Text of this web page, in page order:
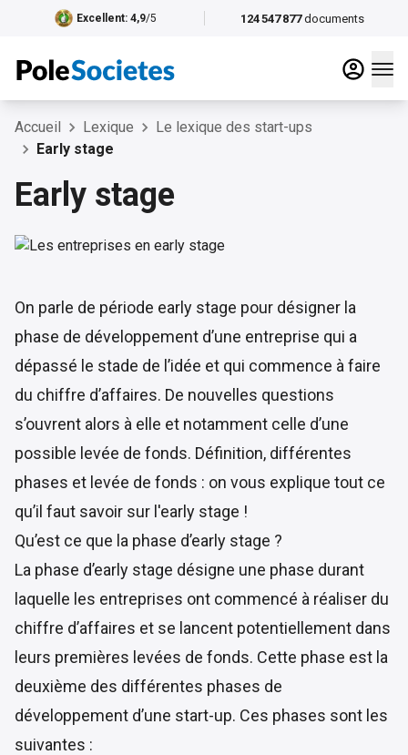
124 547 877 documents
Excellent: 4,9/5
Accueil Lexique
Le lexique des start-ups
Early stage
Early stage
On parle de période early stage pour désigner la
phase de développement d’une entreprise qui a
dépassé le stade de l’idée et qui commence à faire
du chiffre d’affaires. De nouvelles questions
s’ouvrent alors à elle et notamment celle d’une
possible levée de fonds. Définition, différentes
phases et levée de fonds : on vous explique tout ce
qu’il faut savoir sur l'early stage !
Qu’est ce que la phase d’early stage ?
La phase d’early stage désigne une phase durant
laquelle les entreprises ont commencé à réaliser du
chiffre d’affaires et se lancent potentiellement dans
leurs premières levées de fonds. Cette phase est la
deuxième des différentes phases de
développement d’une start-up. Ces phases sont les
suivantes :